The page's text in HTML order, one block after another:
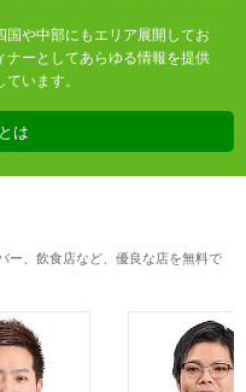
や中部にもエリア展開してお
ナーとしてあらゆる情報を提供
います。
は
ー、飲食店など、優良な店を無料で